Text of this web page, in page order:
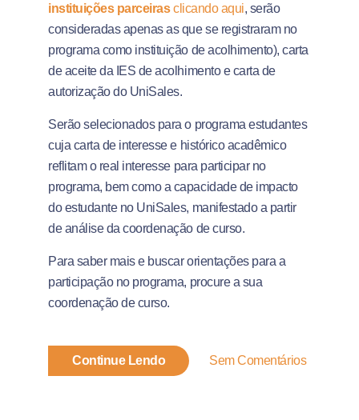
instituições parceirasclicando aqui, serão
consideradas apenas as que se registraram no
programa como instituição de acolhimento), carta
de aceite da IES de acolhimento e carta de
autorização do UniSales.
Serão selecionados para o programa estudantes
cuja carta de interesse e histórico acadêmico
reflitam o real interesse para participar no
programa, bem como a capacidade de impacto
do estudante no UniSales, manifestado a partir
de análise da coordenação de curso.
Para saber mais e buscar orientações para a
participação no programa, procure a sua
coordenação de curso.
Continue Lendo Sem Comentários